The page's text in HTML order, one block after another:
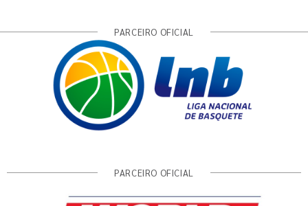
PARCEIRO OFICIAL
PARCEIRO OFICIAL